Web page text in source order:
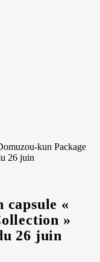
kun Package
26 juin
capsule «
»
26 juin